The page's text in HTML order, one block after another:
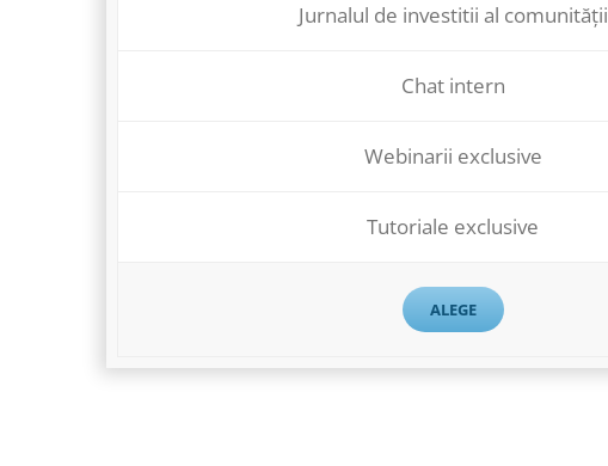
Jurnalul de investitii al comunității
Chat intern
Webinarii exclusive
Tutoriale exclusive
ALEGE